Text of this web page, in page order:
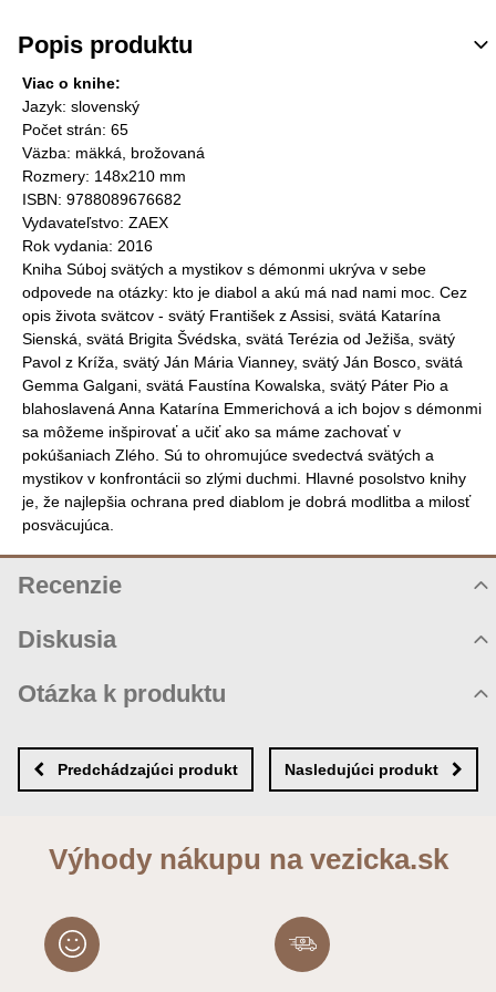
Popis produktu
Viac o knihe:
Jazyk: slovenský
Počet strán: 65
Väzba: mäkká, brožovaná
Rozmery: 148x210 mm
ISBN: 9788089676682
Vydavateľstvo: ZAEX
Rok vydania: 2016
Kniha Súboj svätých a mystikov s démonmi ukrýva v sebe
odpovede na otázky: kto je diabol a akú má nad nami moc. Cez
opis života svätcov - svätý František z Assisi, svätá Katarína
Sienská, svätá Brigita Švédska, svätá Terézia od Ježiša, svätý
Pavol z Kríža, svätý Ján Mária Vianney, svätý Ján Bosco, svätá
Gemma Galgani, svätá Faustína Kowalska, svätý Páter Pio a
blahoslavená Anna Katarína Emmerichová a ich bojov s démonmi
sa môžeme inšpirovať a učiť ako sa máme zachovať v
pokúšaniach Zlého. Sú to ohromujúce svedectvá svätých a
mystikov v konfrontácii so zlými duchmi. Hlavné posolstvo knihy
je, že najlepšia ochrana pred diablom je dobrá modlitba a milosť
posväcujúca.
Recenzie
Diskusia
Zatiaľ nie sú žiadne komentáre! Buďte prvý!
Nový komentár
Otázka k produktu
MENO
VÁŠ E-MAIL
VAŠA OTÁZKA K PRODUKTU
Predchádzajúci produkt Nasledujúci produkt
Výhody nákupu na vezicka.sk